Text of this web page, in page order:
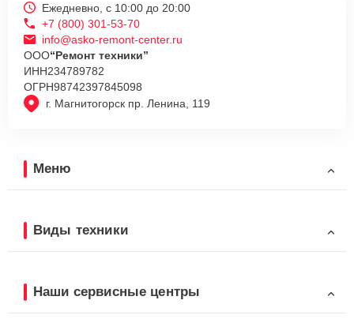
г. Магнитогорск пр. Ленина, 119
Ежедневно, с 10:00 до 20:00
+7 (800) 301-53-70
info@asko-remont-center.ru
ООО“Ремонт техники”
ИНН234789782
ОГРН98742397845098
Меню
Виды техники
Наши сервисные центры